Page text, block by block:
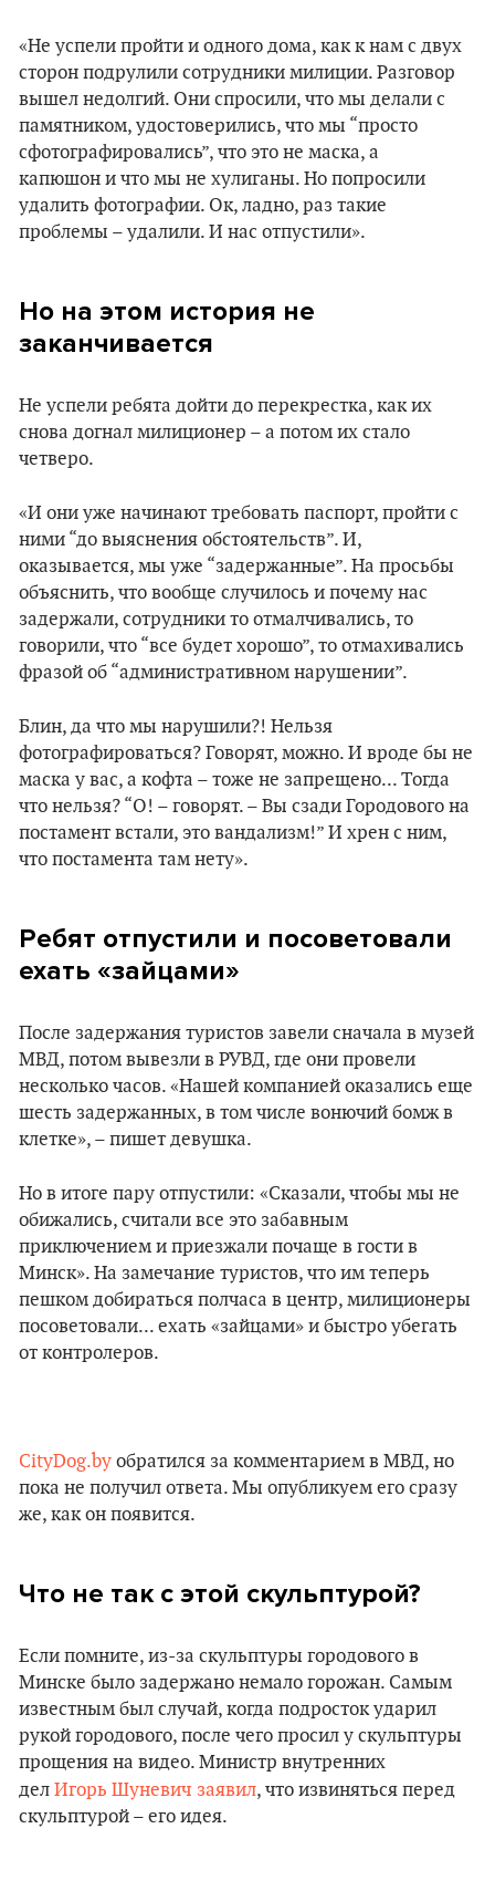
«Не успели пройти и одного дома, как к нам с двух
сторон подрулили сотрудники милиции. Разговор
вышел недолгий. Они спросили, что мы делали с
памятником, удостоверились, что мы “просто
сфотографировались”, что это не маска, а
капюшон и что мы не хулиганы. Но попросили
удалить фотографии. Ок, ладно, раз такие
проблемы – удалили. И нас отпустили».
Но на этом история не
заканчивается
Не успели ребята дойти до перекрестка, как их
снова догнал милиционер – а потом их стало
четверо.
«И они уже начинают требовать паспорт, пройти с
ними “до выяснения обстоятельств”. И,
оказывается, мы уже “задержанные”. На просьбы
объяснить, что вообще случилось и почему нас
задержали, сотрудники то отмалчивались, то
говорили, что “все будет хорошо”, то отмахивались
фразой об “административном нарушении”.
Блин, да что мы нарушили?! Нельзя
фотографироваться? Говорят, можно. И вроде бы не
маска у вас, а кофта – тоже не запрещено... Тогда
что нельзя? “О! – говорят. – Вы сзади Городового на
постамент встали, это вандализм!” И хрен с ним,
что постамента там нету».
Ребят отпустили и посоветовали
ехать «зайцами»
После задержания туристов завели сначала в музей
МВД, потом вывезли в РУВД, где они провели
несколько часов. «Нашей компанией оказались еще
шесть задержанных, в том числе вонючий бомж в
клетке», – пишет девушка.
Но в итоге пару отпустили: «Сказали, чтобы мы не
обижались, считали все это забавным
приключением и приезжали почаще в гости в
Минск». На замечание туристов, что им теперь
пешком добираться полчаса в центр, милиционеры
посоветовали... ехать «зайцами» и быстро убегать
от контролеров.
CityDog.by обратился за комментарием в МВД, но
пока не получил ответа. Мы опубликуем его сразу
же, как он появится.
Что не так с этой скульптурой?
Если помните, из-за скульптуры городового в
Минске было задержано немало горожан. Самым
известным был случай, когда подросток ударил
рукой городового, после чего просил у скульптуры
прощения на видео. Министр внутренних
дел Игорь Шуневич заявил, что извиняться перед
скульптурой – его идея.